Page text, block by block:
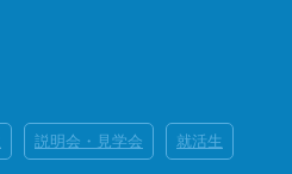
説明会・見学会 就活生